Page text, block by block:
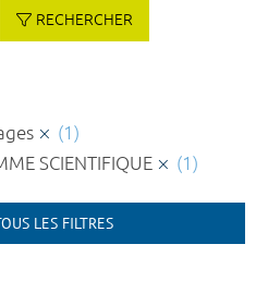
RECHERCHER
(1)
SCIENTIFIQUE
(1)
LES FILTRES